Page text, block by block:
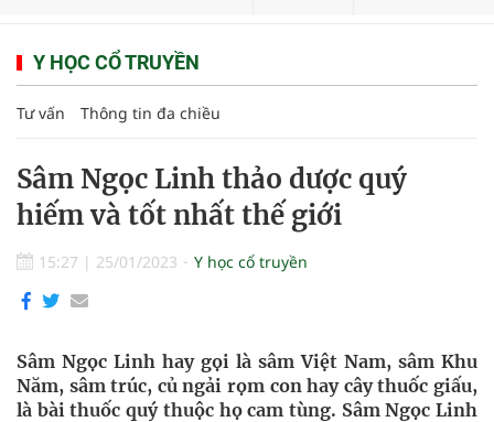
Y HỌC CỔ TRUYỀN
Tư vấn Thông tin đa chiều
Sâm Ngọc Linh thảo dược quý
hiếm và tốt nhất thế giới
15:27 | 25/01/2023 Y học cổ truyền
Sâm Ngọc Linh hay gọi là sâm Việt Nam, sâm Khu
Năm, sâm trúc, củ ngải rọm con hay cây thuốc giấu,
là bài thuốc quý thuộc họ cam tùng. Sâm Ngọc Linh